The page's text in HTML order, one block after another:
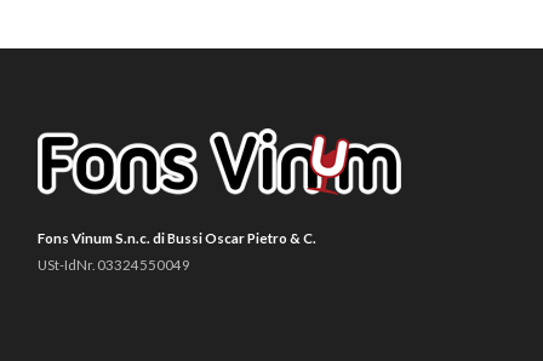
Fons Vinum S.n.c. di Bussi Oscar Pietro & C.
USt-IdNr. 03324550049